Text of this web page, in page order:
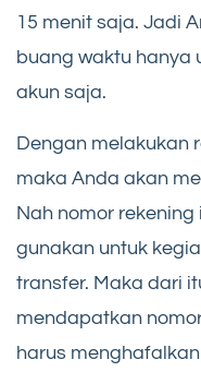
15 menit saja. Jadi
buang waktu hanya
akun saja.
Dengan melakukan
maka Anda akan
Nah nomor
gunakan untuk
transfer. Maka dari
mendapatkan
harus